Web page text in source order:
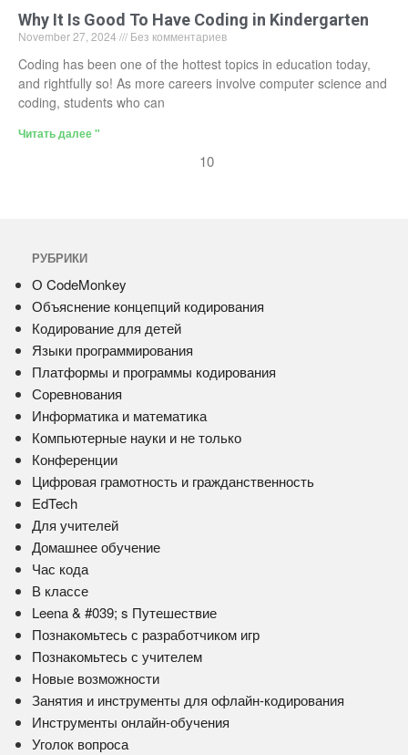
Why It Is Good To Have Coding in Kindergarten
November 27, 2024 Без комментариев
Coding has been one of the hottest topics in education today,
and rightfully so! As more careers involve computer science and
coding, students who can
Читать далее "
10
РУБРИКИ
О CodeMonkey
Объяснение концепций кодирования
Кодирование для детей
Языки программирования
Платформы и программы кодирования
Соревнования
Информатика и математика
Компьютерные науки и не только
Конференции
Цифровая грамотность и гражданственность
EdTech
Для учителей
Домашнее обучение
Час кода
В классе
Leena & #039; s Путешествие
Познакомьтесь с разработчиком игр
Познакомьтесь с учителем
Новые возможности
Занятия и инструменты для офлайн-кодирования
Инструменты онлайн-обучения
Уголок вопроса